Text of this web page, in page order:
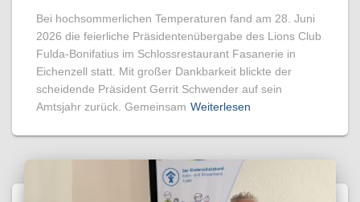
Bei hochsommerlichen Temperaturen fand am 28. Juni
2026 die feierliche Präsidentenübergabe des Lions Club
Fulda-Bonifatius im Schlossrestaurant Fasanerie in
Eichenzell statt. Mit großer Dankbarkeit blickte der
scheidende Präsident Gerrit Schwender auf sein
Amtsjahr zurück. Gemeinsam Weiterlesen